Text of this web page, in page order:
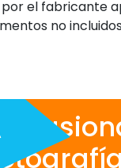
el fabricante
no
fotografía